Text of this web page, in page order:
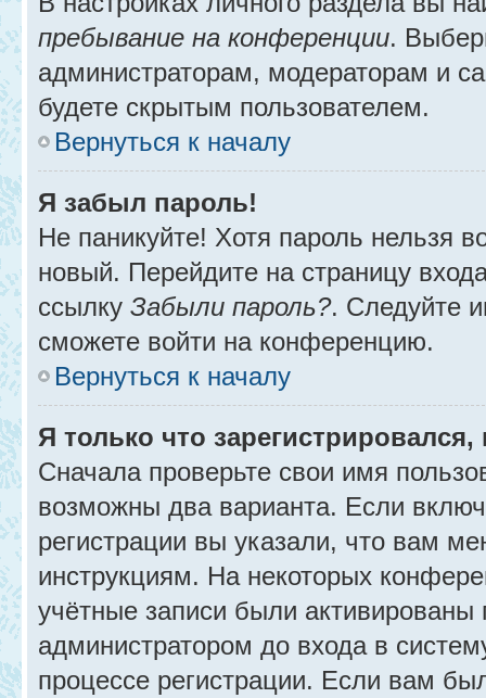
пребывание на конференции.
администраторам, модераторам и
будете скрытым пользователем.
Вернуться к началу
Я забыл пароль!
Не паникуйте! Хотя пароль нельзя
новый. Перейдите на страницу
ссылку Забыли пароль?. Следуйте
сможете войти на конференцию.
Вернуться к началу
Я только что
Сначала проверьте свои имя
возможны два варианта. Если
регистрации вы указали, что вам
инструкциям. На некоторых
учётные записи были активированы
администратором до входа в
процессе регистрации. Если вам